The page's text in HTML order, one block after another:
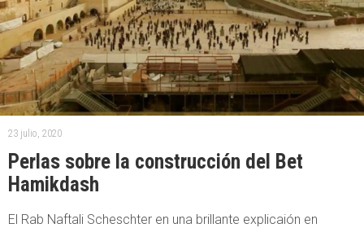
23 julio, 2020
Perlas sobre la construcción del Bet
Hamikdash
El Rab Naftali Scheschter en una brillante explicaión en